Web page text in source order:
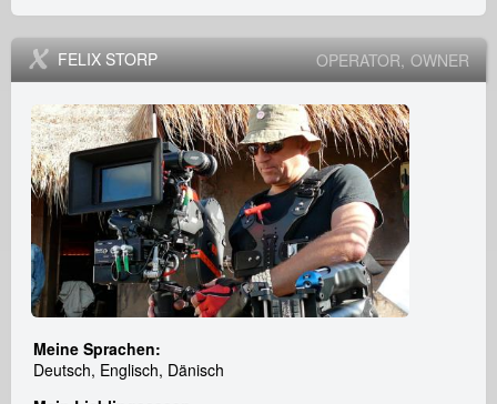
l
G
m
b
H
FELIX STORP OPERATOR OWNER
Meine Sprachen:
Deutsch, Englisch, Dänisch